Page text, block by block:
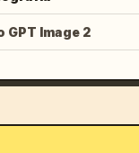
Image 2